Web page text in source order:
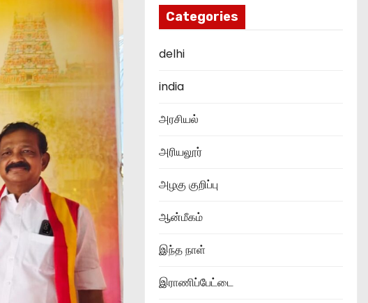
Categories
delhi
india
அரசியல்
அரியலூர்
அழகு குறிப்பு
ஆன்மீகம்
இந்த நாள்
இராணிப்பேட்டை